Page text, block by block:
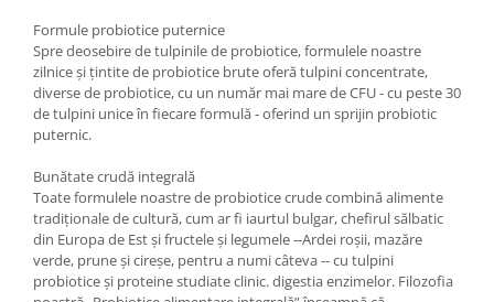
Formule probiotice puternice
Spre deosebire de tulpinile de probiotice, formulele noastre
zilnice și țintite de probiotice brute oferă tulpini concentrate,
diverse de probiotice, cu un număr mai mare de CFU - cu peste 30
de tulpini unice în fiecare formulă - oferind un sprijin probiotic
puternic.
Bunătate crudă integrală
Toate formulele noastre de probiotice crude combină alimente
tradiționale de cultură, cum ar fi iaurtul bulgar, chefirul sălbatic
din Europa de Est și fructele și legumele --Ardei roșii, mazăre
verde, prune și cireșe, pentru a numi câteva -- cu tulpini
probiotice și proteine ​​studiate clinic. digestia enzimelor. Filozofia